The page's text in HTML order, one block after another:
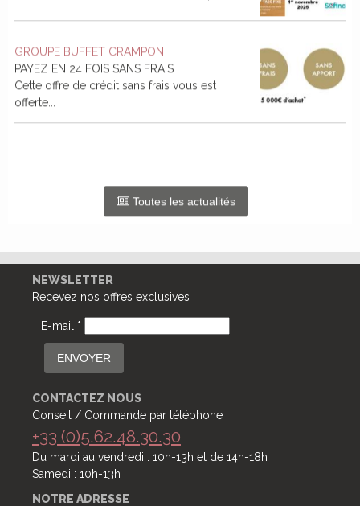
GROUPE BUFFET CRAMPON
PAYEZ EN 24 FOIS SANS FRAIS
Cette offre de crédit sans frais vous est
offerte...
Toutes les actualités
NEWSLETTER
Recevez nos offres exclusives
E-mail *
ENVOYER
CONTACTEZ NOUS
Conseil / Commande par téléphone :
+33 (0)5.62.48.30.30
Du mardi au vendredi : 10h-13h et de 14h-18h
Samedi : 10h-13h
NOTRE ADRESSE